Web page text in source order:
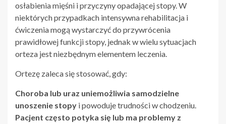
osłabienia mięśni i przyczyny opadającej stopy. W
niektórych przypadkach intensywna rehabilitacja i
ćwiczenia mogą wystarczyć do przywrócenia
prawidłowej funkcji stopy, jednak w wielu sytuacjach
orteza jest niezbędnym elementem leczenia.
Ortezę zaleca się stosować, gdy:
Choroba lub uraz uniemożliwia samodzielne
unoszenie stopy i powoduje trudności w chodzeniu.
Pacjent często potyka się lub ma problemy z